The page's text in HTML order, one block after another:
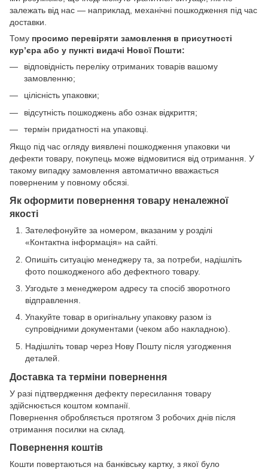
залежать від нас — наприклад, механічні пошкодження під час
доставки.
Тому просимо перевіряти замовлення в присутності
кур’єра або у пункті видачі Нової Пошти:
відповідність переліку отриманих товарів вашому
замовленню;
цілісність упаковки;
відсутність пошкоджень або ознак відкриття;
термін придатності на упаковці.
Якщо під час огляду виявлені пошкодження упаковки чи
дефекти товару, покупець може відмовитися від отримання. У
такому випадку замовлення автоматично вважається
поверненим у повному обсязі.
Як оформити повернення товару неналежної
якості
Зателефонуйте за номером, вказаним у розділі
«Контактна інформація» на сайті.
Опишіть ситуацію менеджеру та, за потреби, надішліть
фото пошкодженого або дефектного товару.
Узгодьте з менеджером адресу та спосіб зворотного
відправлення.
Упакуйте товар в оригінальну упаковку разом із
супровідними документами (чеком або накладною).
Надішліть товар через Нову Пошту після узгодження
деталей.
Доставка та терміни повернення
У разі підтвердження дефекту пересилання товару
здійснюється коштом компанії.
Повернення обробляється протягом 3 робочих днів після
отримання посилки на склад.
Повернення коштів
Кошти повертаються на банківську картку, з якої було